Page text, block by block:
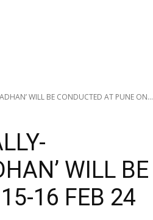
WILL BE CONDUCTED AT PUNE ON...
WILL BE
16 FEB 24